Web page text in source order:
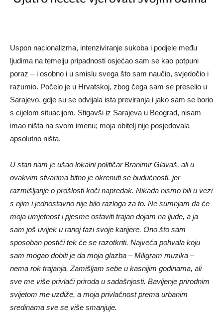
Uspon nacionalizma, intenziviranje sukoba i podjele među
ljudima na temelju pripadnosti osjećao sam se kao potpuni
poraz – i osobno i u smislu svega što sam naučio, svjedočio i
razumio. Počelo je u Hrvatskoj, zbog čega sam se preselio u
Sarajevo, gdje su se odvijala ista previranja i jako sam se borio
s cijelom situacijom. Stigavši ​​iz Sarajeva u Beograd, nisam
imao ništa na svom imenu; moja obitelj nije posjedovala
apsolutno ništa.
U stan nam je ušao lokalni političar Branimir Glavaš, ali u
ovakvim stvarima bitno je okrenuti se budućnosti, jer
razmišljanje o prošlosti koči napredak. Nikada nismo bili u vezi
s njim i jednostavno nije bilo razloga za to. Ne sumnjam da će
moja umjetnost i pjesme ostaviti trajan dojam na ljude, a ja
sam još uvijek u ranoj fazi svoje karijere. Ono što sam
sposoban postići tek će se razotkriti. Najveća pohvala koju
sam mogao dobiti je da moja glazba – Miligram muzika –
nema rok trajanja. Zamišljam sebe u kasnijim godinama, ali
sve me više privlači priroda u sadašnjosti. Bavljenje prirodnim
svijetom me uzdiže, a moja privlačnost prema urbanim
sredinama sve se više smanjuje.